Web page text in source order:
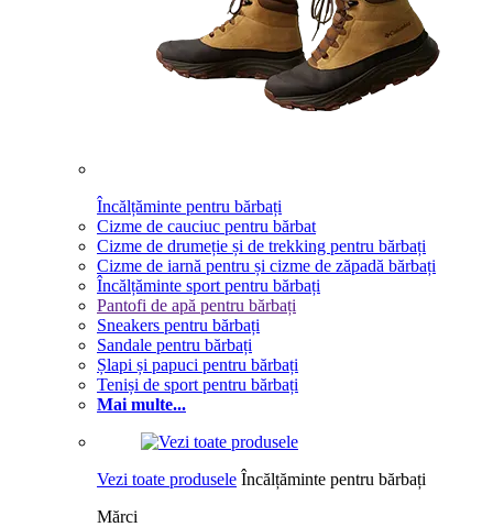
Încălțăminte pentru bărbați
Cizme de cauciuc pentru bărbat
Cizme de drumeție și de trekking pentru bărbați
Cizme de iarnă pentru și cizme de zăpadă bărbați
Încălțăminte sport pentru bărbați
Pantofi de apă pentru bărbați
Sneakers pentru bărbați
Sandale pentru bărbați
Șlapi și papuci pentru bărbați
Teniși de sport pentru bărbați
Mai multe...
Vezi toate produsele Încălțăminte pentru bărbați
Mărci